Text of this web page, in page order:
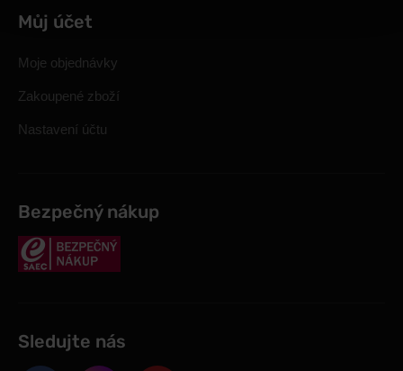
Můj účet
Moje objednávky
Zakoupené zboží
Nastavení účtu
Bezpečný nákup
Sledujte nás